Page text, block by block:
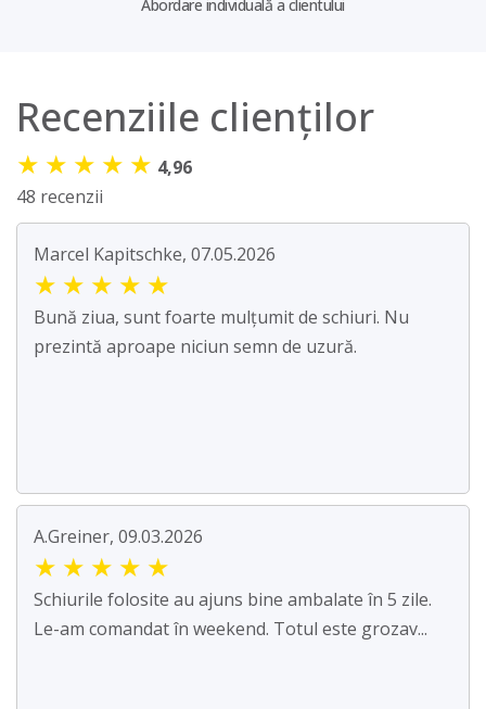
Abordare individuală a clientului
Recenziile clienților
★ ★ ★ ★ ★ 4,96
48 recenzii
Marcel Kapitschke, 07.05.2026
★ ★ ★ ★ ★
Bună ziua, sunt foarte mulțumit de schiuri. Nu
prezintă aproape niciun semn de uzură.
A.Greiner, 09.03.2026
★ ★ ★ ★ ★
Schiurile folosite au ajuns bine ambalate în 5 zile.
Le-am comandat în weekend. Totul este grozav...